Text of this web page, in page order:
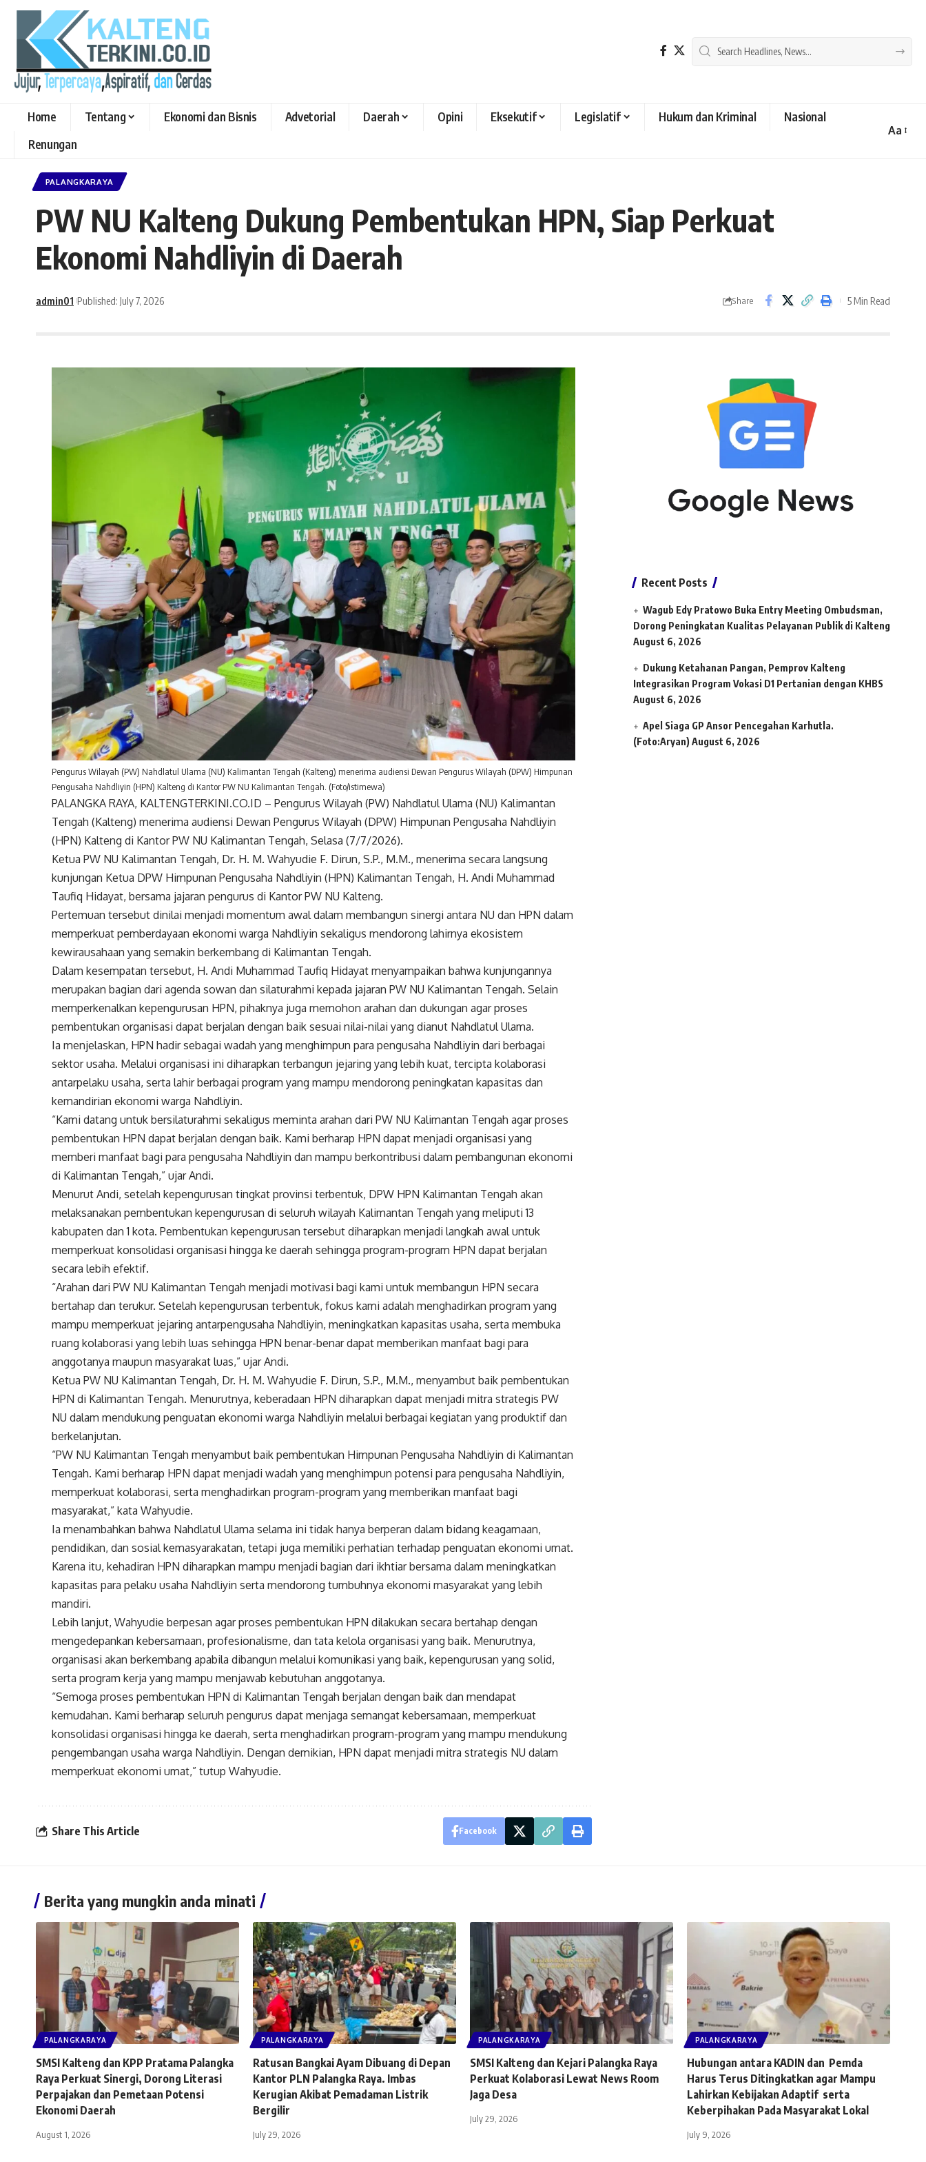
Home Tentang Ekonomi dan Bisnis Advetorial Daerah Opini Eksekutif Legislatif Hukum dan Kriminal
Nasional
Renungan
Font
Aa
PALANGKARAYA
PW NU Kalteng Dukung Pembentukan HPN, Siap Perkuat
Ekonomi Nahdliyin di Daerah
admin01 Published: July 7, 2026 Share 5 Min Read
Pengurus Wilayah (PW) Nahdlatul Ulama (NU) Kalimantan Tengah (Kalteng) menerima audiensi Dewan Pengurus Wilayah (DPW) Himpunan
Pengusaha Nahdliyin (HPN) Kalteng di Kantor PW NU Kalimantan Tengah. (Foto/istimewa)
PALANGKA RAYA, KALTENGTERKINI.CO.ID – Pengurus Wilayah (PW) Nahdlatul Ulama (NU) Kalimantan
Tengah (Kalteng) menerima audiensi Dewan Pengurus Wilayah (DPW) Himpunan Pengusaha Nahdliyin
(HPN) Kalteng di Kantor PW NU Kalimantan Tengah, Selasa (7/7/2026).
Ketua PW NU Kalimantan Tengah, Dr. H. M. Wahyudie F. Dirun, S.P., M.M., menerima secara langsung
kunjungan Ketua DPW Himpunan Pengusaha Nahdliyin (HPN) Kalimantan Tengah, H. Andi Muhammad
Taufiq Hidayat, bersama jajaran pengurus di Kantor PW NU Kalteng.
Pertemuan tersebut dinilai menjadi momentum awal dalam membangun sinergi antara NU dan HPN dalam
memperkuat pemberdayaan ekonomi warga Nahdliyin sekaligus mendorong lahirnya ekosistem
kewirausahaan yang semakin berkembang di Kalimantan Tengah.
Dalam kesempatan tersebut, H. Andi Muhammad Taufiq Hidayat menyampaikan bahwa kunjungannya
merupakan bagian dari agenda sowan dan silaturahmi kepada jajaran PW NU Kalimantan Tengah. Selain
memperkenalkan kepengurusan HPN, pihaknya juga memohon arahan dan dukungan agar proses
pembentukan organisasi dapat berjalan dengan baik sesuai nilai-nilai yang dianut Nahdlatul Ulama.
Ia menjelaskan, HPN hadir sebagai wadah yang menghimpun para pengusaha Nahdliyin dari berbagai
sektor usaha. Melalui organisasi ini diharapkan terbangun jejaring yang lebih kuat, tercipta kolaborasi
antarpelaku usaha, serta lahir berbagai program yang mampu mendorong peningkatan kapasitas dan
kemandirian ekonomi warga Nahdliyin.
“Kami datang untuk bersilaturahmi sekaligus meminta arahan dari PW NU Kalimantan Tengah agar proses
pembentukan HPN dapat berjalan dengan baik. Kami berharap HPN dapat menjadi organisasi yang
memberi manfaat bagi para pengusaha Nahdliyin dan mampu berkontribusi dalam pembangunan ekonomi
di Kalimantan Tengah,” ujar Andi.
Menurut Andi, setelah kepengurusan tingkat provinsi terbentuk, DPW HPN Kalimantan Tengah akan
melaksanakan pembentukan kepengurusan di seluruh wilayah Kalimantan Tengah yang meliputi 13
kabupaten dan 1 kota. Pembentukan kepengurusan tersebut diharapkan menjadi langkah awal untuk
memperkuat konsolidasi organisasi hingga ke daerah sehingga program-program HPN dapat berjalan
secara lebih efektif.
“Arahan dari PW NU Kalimantan Tengah menjadi motivasi bagi kami untuk membangun HPN secara
bertahap dan terukur. Setelah kepengurusan terbentuk, fokus kami adalah menghadirkan program yang
mampu memperkuat jejaring antarpengusaha Nahdliyin, meningkatkan kapasitas usaha, serta membuka
ruang kolaborasi yang lebih luas sehingga HPN benar-benar dapat memberikan manfaat bagi para
anggotanya maupun masyarakat luas,” ujar Andi.
Ketua PW NU Kalimantan Tengah, Dr. H. M. Wahyudie F. Dirun, S.P., M.M., menyambut baik pembentukan
HPN di Kalimantan Tengah. Menurutnya, keberadaan HPN diharapkan dapat menjadi mitra strategis PW
NU dalam mendukung penguatan ekonomi warga Nahdliyin melalui berbagai kegiatan yang produktif dan
berkelanjutan.
“PW NU Kalimantan Tengah menyambut baik pembentukan Himpunan Pengusaha Nahdliyin di Kalimantan
Tengah. Kami berharap HPN dapat menjadi wadah yang menghimpun potensi para pengusaha Nahdliyin,
memperkuat kolaborasi, serta menghadirkan program-program yang memberikan manfaat bagi
masyarakat,” kata Wahyudie.
Ia menambahkan bahwa Nahdlatul Ulama selama ini tidak hanya berperan dalam bidang keagamaan,
pendidikan, dan sosial kemasyarakatan, tetapi juga memiliki perhatian terhadap penguatan ekonomi umat.
Karena itu, kehadiran HPN diharapkan mampu menjadi bagian dari ikhtiar bersama dalam meningkatkan
kapasitas para pelaku usaha Nahdliyin serta mendorong tumbuhnya ekonomi masyarakat yang lebih
mandiri.
Lebih lanjut, Wahyudie berpesan agar proses pembentukan HPN dilakukan secara bertahap dengan
mengedepankan kebersamaan, profesionalisme, dan tata kelola organisasi yang baik. Menurutnya,
organisasi akan berkembang apabila dibangun melalui komunikasi yang baik, kepengurusan yang solid,
serta program kerja yang mampu menjawab kebutuhan anggotanya.
“Semoga proses pembentukan HPN di Kalimantan Tengah berjalan dengan baik dan mendapat
kemudahan. Kami berharap seluruh pengurus dapat menjaga semangat kebersamaan, memperkuat
konsolidasi organisasi hingga ke daerah, serta menghadirkan program-program yang mampu mendukung
pengembangan usaha warga Nahdliyin. Dengan demikian, HPN dapat menjadi mitra strategis NU dalam
memperkuat ekonomi umat,” tutup Wahyudie.
Share This Article Facebook
Recent Posts
Wagub Edy Pratowo Buka Entry Meeting Ombudsman,
Dorong Peningkatan Kualitas Pelayanan Publik di Kalteng
August 6, 2026
Dukung Ketahanan Pangan, Pemprov Kalteng
Integrasikan Program Vokasi D1 Pertanian dengan KHBS
August 6, 2026
Apel Siaga GP Ansor Pencegahan Karhutla.
(Foto:Aryan) August 6, 2026
Berita yang mungkin anda minati
PALANGKARAYA
SMSI Kalteng dan KPP Pratama Palangka
Raya Perkuat Sinergi, Dorong Literasi
Perpajakan dan Pemetaan Potensi
Ekonomi Daerah
August 1, 2026
PALANGKARAYA
Ratusan Bangkai Ayam Dibuang di Depan
Kantor PLN Palangka Raya. Imbas
Kerugian Akibat Pemadaman Listrik
Bergilir
July 29, 2026
PALANGKARAYA
SMSI Kalteng dan Kejari Palangka Raya
Perkuat Kolaborasi Lewat News Room
Jaga Desa
July 29, 2026
PALANGKARAYA
Hubungan antara KADIN dan Pemda
Harus Terus Ditingkatkan agar Mampu
Lahirkan Kebijakan Adaptif serta
Keberpihakan Pada Masyarakat Lokal
July 9, 2026